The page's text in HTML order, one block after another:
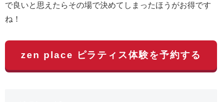
で良いと思えたらその場で決めてしまったほうがお得です
ね！
zen place ピラティス体験を予約する